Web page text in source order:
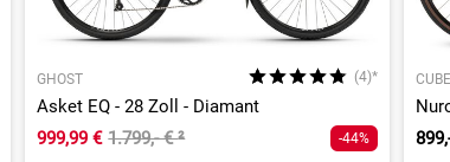
GHOST (4)*
Asket EQ - 28 Zoll - Diamant
999,99 € 1.799,- €² -44%
CUBE